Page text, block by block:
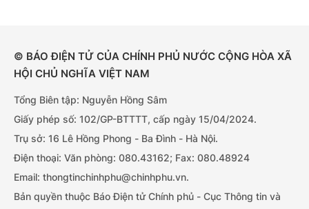
© BÁO ĐIỆN TỬ CỦA CHÍNH PHỦ NƯỚC CỘNG HÒA XÃ
HỘI CHỦ NGHĨA VIỆT NAM
Tổng Biên tập: Nguyễn Hồng Sâm
Giấy phép số: 102/GP-BTTTT, cấp ngày 15/04/2024.
Trụ sở: 16 Lê Hồng Phong - Ba Đình - Hà Nội.
Điện thoại: Văn phòng: 080.43162; Fax: 080.48924
Email: thongtinchinhphu@chinhphu.vn.
Bản quyền thuộc Báo Điện tử Chính phủ - Cục Thông tin và